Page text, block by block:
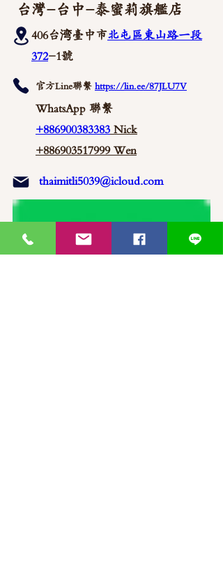
台灣-台中-泰蜜莉旗艦店
406台湾臺中市北屯區東山路一段
372-1號
官方Line聯繫 https://lin.ee/87JLU7V
WhatsApp 聯繫
+886900383383 Nick
+886903517999 Wen
thaimitli5039@icloud.com